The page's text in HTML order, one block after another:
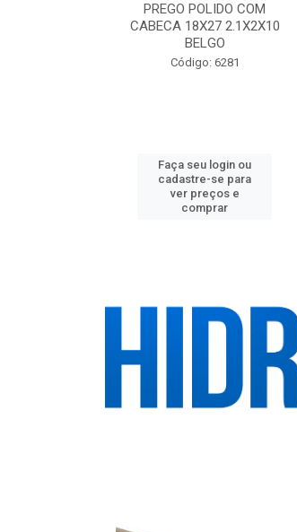
PREGO POLIDO COM
CABECA 18X27 2.1X2X10
BELGO
Código: 6281
Faça seu login ou
cadastre-se para
ver preços e
comprar